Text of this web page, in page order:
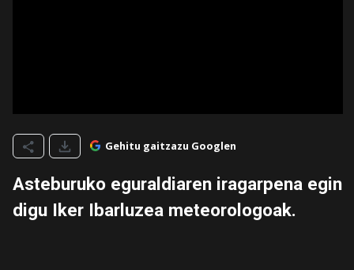
Gehitu gaitzazu Googlen
Asteburuko eguraldiaren iragarpena egin
digu Iker Ibarluzea meteorologoak.